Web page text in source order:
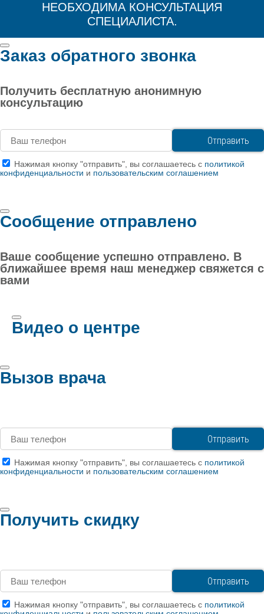
НЕОБХОДИМА КОНСУЛЬТАЦИЯ
СПЕЦИАЛИСТА.
Заказ обратного звонка
Получить бесплатную анонимную
консультацию
Нажимая кнопку "отправить", вы соглашаетесь с политикой
конфиденциальности и пользовательским соглашением
Сообщение отправлено
Ваше сообщение успешно отправлено. В
ближайшее время наш менеджер свяжется с
вами
Видео о центре
Вызов врача
Нажимая кнопку "отправить", вы соглашаетесь с политикой
конфиденциальности и пользовательским соглашением
Получить скидку
Нажимая кнопку "отправить", вы соглашаетесь с политикой